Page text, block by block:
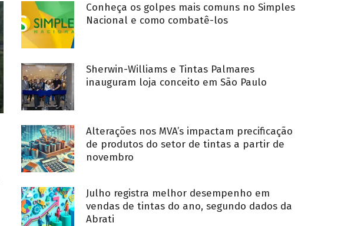
Conheça os golpes mais comuns no Simples
Nacional e como combatê-los
Sherwin-Williams e Tintas Palmares
inauguram loja conceito em São Paulo
Alterações nos MVA’s impactam precificação
de produtos do setor de tintas a partir de
novembro
Julho registra melhor desempenho em
vendas de tintas do ano, segundo dados da
Abrati